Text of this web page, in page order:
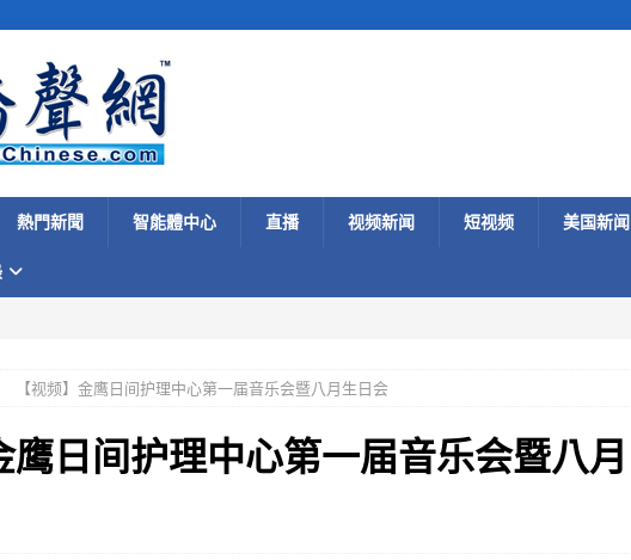
熱門新聞 智能體中心 直播 视频新闻 短视频 美国新闻
【视频】金鹰日间护理中心第一届音乐会暨八月生日会
鹰日间护理中心第一届音乐会暨八月